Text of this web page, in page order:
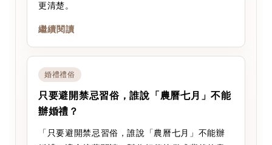
更清楚。
繼續閱讀
婚禮禮俗
只要避開禁忌習俗，誰說「農曆七月」不能
辦婚禮？
「只要避開禁忌習俗，誰說「農曆七月」不能辦